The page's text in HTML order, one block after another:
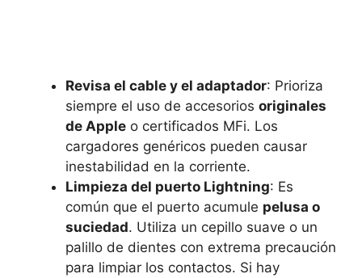
Revisa el cable y el adaptador: Prioriza
siempre el uso de accesorios originales
de Apple o certificados MFi. Los
cargadores genéricos pueden causar
inestabilidad en la corriente.
Limpieza del puerto Lightning: Es
común que el puerto acumule pelusa o
suciedad. Utiliza un cepillo suave o un
palillo de dientes con extrema precaución
para limpiar los contactos. Si hay